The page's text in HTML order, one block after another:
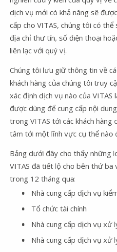
dịch vụ mới có khả năng sẽ
cấp cho VITAS, chúng tôi có
địa chỉ thư tín, số điện thoại
liên lạc với quý vị.
Chúng tôi lưu giữ thông tin về
khách hàng của chúng tôi truy
xác định dịch vụ nào của VITAS
được dùng để cung cấp nội
trong VITAS tới các khách hàng
tâm tới một lĩnh vực cụ thể nào
Bảng dưới đây cho thấy những
VITAS đã tiết lộ cho bên thứ ba
trong 12 tháng qua:
Nhà cung cấp dịch vụ
Tổ chức tài chính
Nhà cung cấp dịch vụ xử
Nhà cung cấp dịch vụ xử